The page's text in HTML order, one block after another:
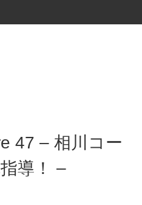
47 – 相川コー
導！ –